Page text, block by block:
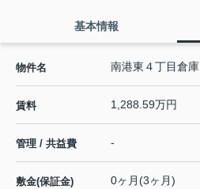
基本情報
物件名 南港東４丁目倉庫
賃料 1,288.59万円
管理 / 共益費 -
敷金(保証金) 0ヶ月(3ヶ月)